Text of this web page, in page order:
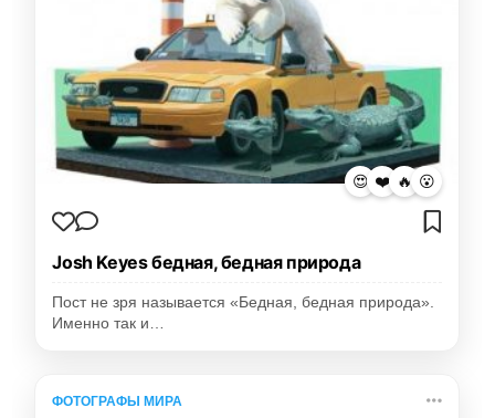
😍 ❤️ 🔥 😮
Josh Keyes бедная, бедная природа
Пост не зря называется «Бедная, бедная природа».
Именно так и…
ФОТОГРАФЫ МИРА